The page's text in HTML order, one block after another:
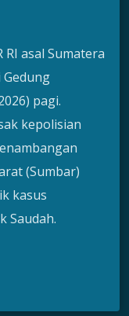
RI asal Sumatera
Gedung
pagi.
kepolisian
(Sumbar)
kasus
Saudah.